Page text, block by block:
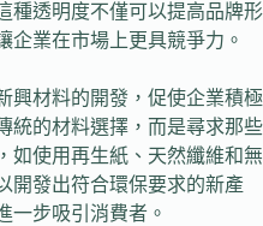
種透明度不僅可以提高品牌形
企業在市場上更具競爭力。
興材料的開發，促使企業積極
統的材料選擇，而是尋求那些
如使用再生紙、天然纖維和無
開發出符合環保要求的新產
一步吸引消費者。